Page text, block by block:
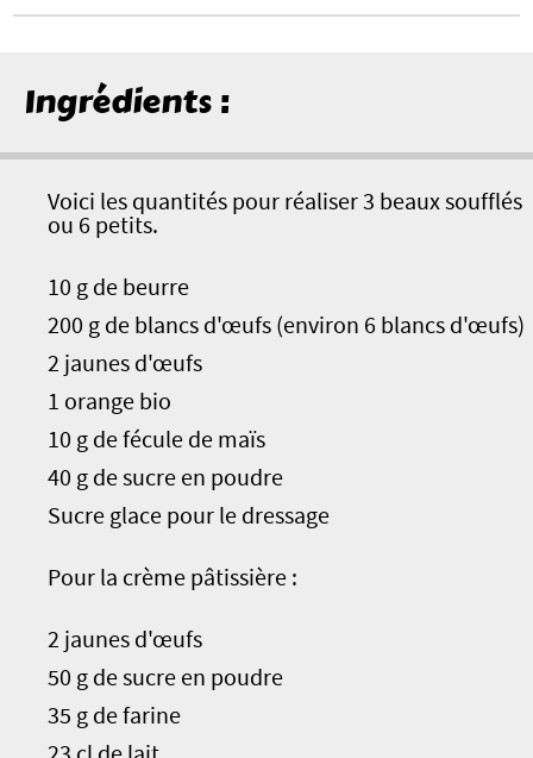
Ingrédients :
Voici les quantités pour réaliser 3 beaux soufflés
ou 6 petits.
10 g de beurre
200 g de blancs d'œufs (environ 6 blancs d'œufs)
2 jaunes d'œufs
1 orange bio
10 g de fécule de maïs
40 g de sucre en poudre
Sucre glace pour le dressage
Pour la crème pâtissière :
2 jaunes d'œufs
50 g de sucre en poudre
35 g de farine